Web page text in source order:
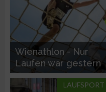
Wienathlon - Nur
Laufen war gestern
LAUFSPORT
Performance
Funktional
Werbung